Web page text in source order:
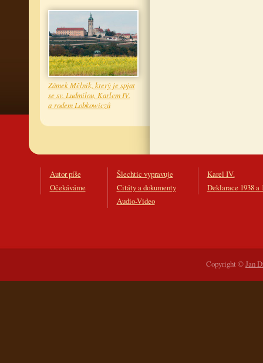
Zámek Mělník, který je spjat
se sv. Ludmilou, Karlem IV.
a rodem Lobkowiczů
Autor píše
Očekáváme
Šlechtic vypravuje
Citáty a dokumenty
Audio-Video
Karel IV.
Deklarace 1938 a
Copyright ©Jan